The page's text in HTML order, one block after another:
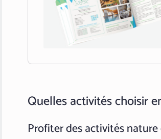
Quelles activités choisir
Profiter des activités nature